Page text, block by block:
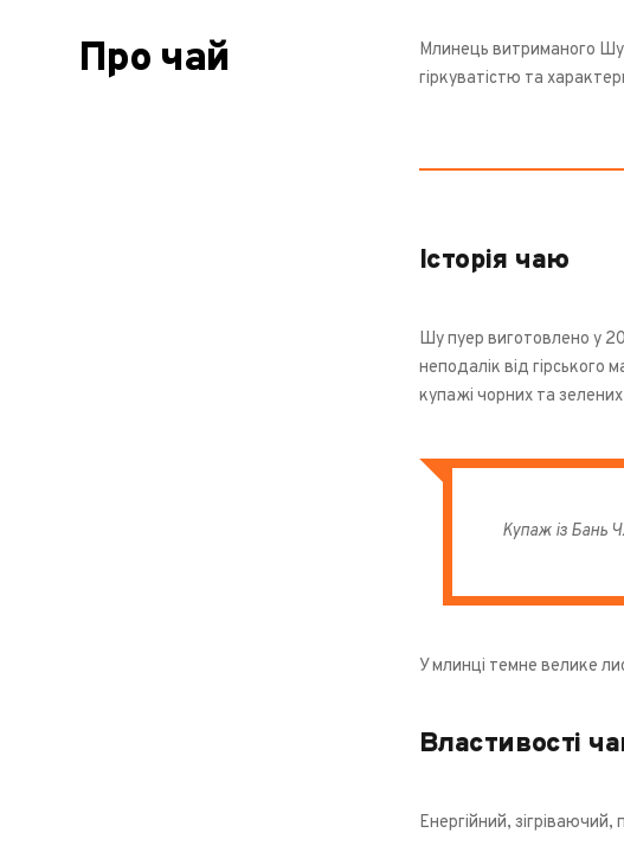
Про чай
Млинець витриманого Шу
гіркуватістю та
Історія чаю
Шу пуер виготовлено у
неподалік від
купажі чорних та зелених
Купаж із Бань
У млинці темне велике
Властивості
Енергійний,